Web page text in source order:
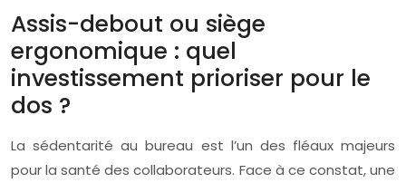
Assis-debout ou siège
ergonomique : quel
investissement prioriser pour le
dos ?
La sédentarité au bureau est l’un des fléaux majeurs
pour la santé des collaborateurs. Face à ce constat, une